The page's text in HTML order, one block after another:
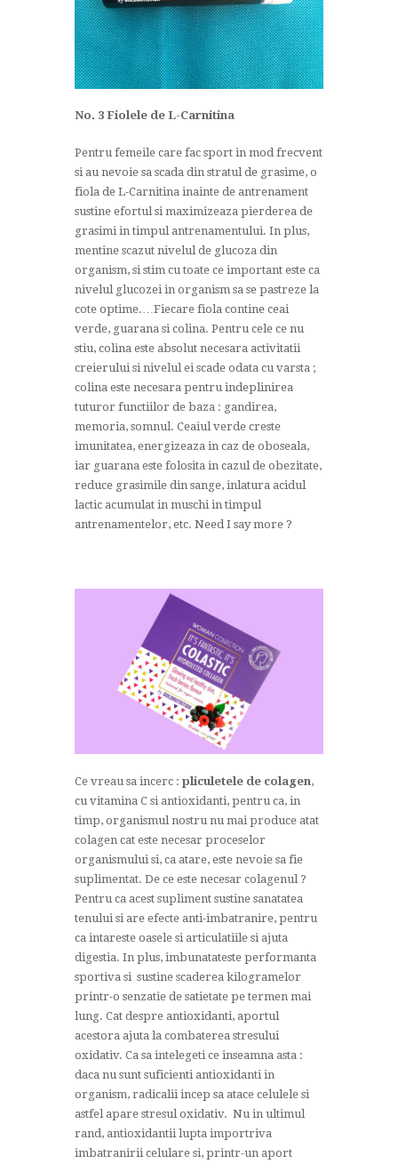
No. 3 Fiolele de L-Carnitina
Pentru femeile care fac sport in mod frecvent
si au nevoie sa scada din stratul de grasime, o
fiola de L-Carnitina inainte de antrenament
sustine efortul si maximizeaza pierderea de
grasimi in timpul antrenamentului. In plus,
mentine scazut nivelul de glucoza din
organism, si stim cu toate ce important este ca
nivelul glucozei in organism sa se pastreze la
cote optime.…Fiecare fiola contine ceai
verde, guarana si colina. Pentru cele ce nu
stiu, colina este absolut necesara activitatii
creierului si nivelul ei scade odata cu varsta ;
colina este necesara pentru indeplinirea
tuturor functiilor de baza : gandirea,
memoria, somnul. Ceaiul verde creste
imunitatea, energizeaza in caz de oboseala,
iar guarana este folosita in cazul de obezitate,
reduce grasimile din sange, inlatura acidul
lactic acumulat in muschi in timpul
antrenamentelor, etc. Need I say more ?
Ce vreau sa incerc : pliculetele de colagen,
cu vitamina C si antioxidanti, pentru ca, in
timp, organismul nostru nu mai produce atat
colagen cat este necesar proceselor
organismului si, ca atare, este nevoie sa fie
suplimentat. De ce este necesar colagenul ?
Pentru ca acest supliment sustine sanatatea
tenului si are efecte anti-imbatranire, pentru
ca intareste oasele si articulatiile si ajuta
digestia. In plus, imbunatateste performanta
sportiva si sustine scaderea kilogramelor
printr-o senzatie de satietate pe termen mai
lung. Cat despre antioxidanti, aportul
acestora ajuta la combaterea stresului
oxidativ. Ca sa intelegeti ce inseamna asta :
daca nu sunt suficienti antioxidanti in
organism, radicalii incep sa atace celulele si
astfel apare stresul oxidativ. Nu in ultimul
rand, antioxidantii lupta importriva
imbatranirii celulare si, printr-un aport